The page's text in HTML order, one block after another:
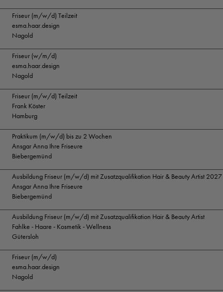
Friseur (m/w/d) Teilzeit
esma.haar.design
Nagold
Friseur (w/m/d)
esma.haar.design
Nagold
Friseur (m/w/d) Teilzeit
Frank Köster
Hamburg
Praktikum (m/w/d) bis zu 2 Wochen
Ansgar Anna Ihre Friseure
Biebergemünd
Ausbildung Friseur (m/w/d) mit Zusatzqualifikation Hair & Beauty Artist 2027
Ansgar Anna Ihre Friseure
Biebergemünd
Ausbildung Friseur (m/w/d) mit Zusatzqualifikation Hair & Beauty Artist
Fahlke - Haare - Kosmetik - Wellness
Gütersloh
Friseur (m/w/d)
esma.haar.design
Nagold